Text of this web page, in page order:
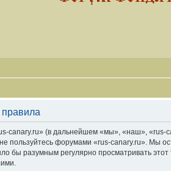
canary.ru» (в дальнейшем «мы», «наш», «rus-
пользуйтесь форумами «rus-canary.ru». Мы
бы разумным регулярно просматривать